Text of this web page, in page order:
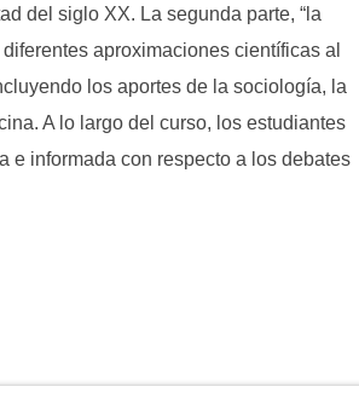
del siglo XX. La segunda parte, “la
aproximaciones científicas al
los aportes de la sociología, la
A lo largo del curso, los estudiantes
e informada con respecto a los debates